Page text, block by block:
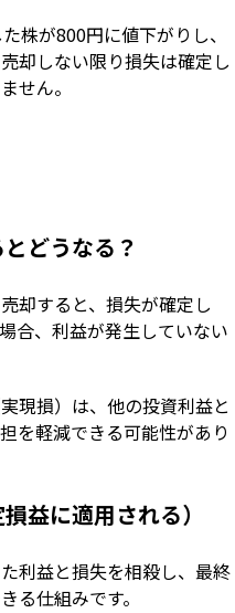
株が800円に値下がりし、
却しない限り損失は確定し
せん。
どうなる？
却すると、損失が確定し
合、利益が発生していない
現損）は、他の投資利益と
を軽減できる可能性があり
益に適用される）
利益と損失を相殺し、最終
る仕組みです。